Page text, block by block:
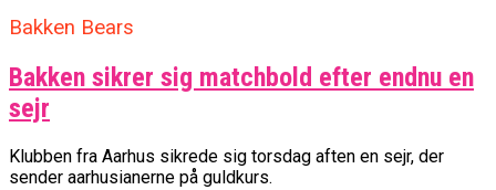
Bakken Bears
Bakken sikrer sig matchbold efter endnu en
sejr
Klubben fra Aarhus sikrede sig torsdag aften en sejr, der
sender aarhusianerne på guldkurs.